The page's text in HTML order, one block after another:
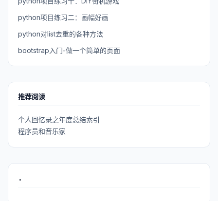
python项目练习二：画幅好画
python对list去重的各种方法
bootstrap入门-做一个简单的页面
推荐阅读
个人回忆录之年度总结索引
程序员和音乐家
.